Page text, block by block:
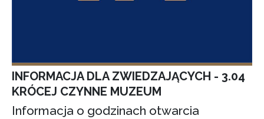
INFORMACJA DLA ZWIEDZAJĄCYCH - 3.04
KRÓCEJ CZYNNE MUZEUM
Informacja o godzinach otwarcia